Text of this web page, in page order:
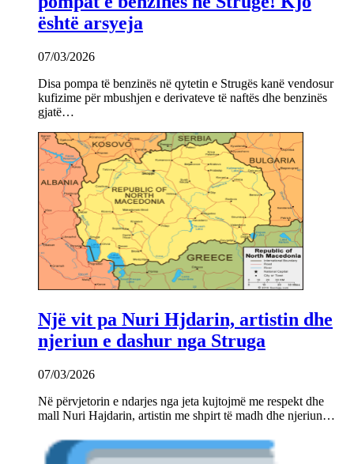
është arsyeja
07/03/2026
Disa pompa të benzinës në qytetin e Strugës kanë vendosur
kufizime për mbushjen e derivateve të naftës dhe benzinës
gjatë…
Një vit pa Nuri Hjdarin, artistin dhe
njeriun e dashur nga Struga
07/03/2026
Në përvjetorin e ndarjes nga jeta kujtojmë me respekt dhe
mall Nuri Hajdarin, artistin me shpirt të madh dhe njeriun…